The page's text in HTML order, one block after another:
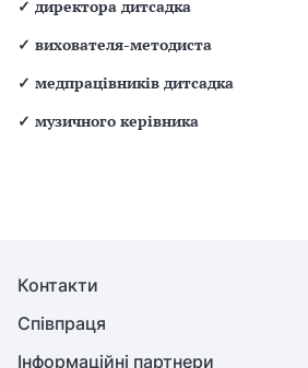
✓ директора дитсадка
✓ вихователя-методиста
✓ медпрацівників дитсадка
✓ музичного керівника
Контакти
Співпраця
Інформаційні партнери